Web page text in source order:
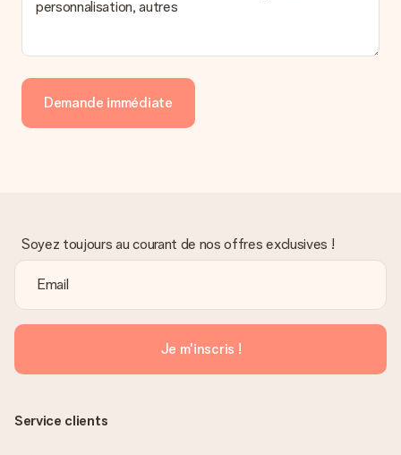
personnalisation, autres
Demande immédiate
Soyez toujours au courant de nos offres exclusives !
Je m'inscris !
Service clients